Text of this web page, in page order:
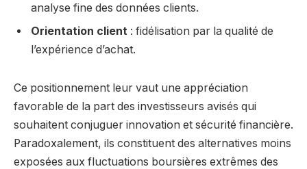
analyse fine des données clients.
Orientation client : fidélisation par la qualité de
l’expérience d’achat.
Ce positionnement leur vaut une appréciation
favorable de la part des investisseurs avisés qui
souhaitent conjuguer innovation et sécurité financière.
Paradoxalement, ils constituent des alternatives moins
exposées aux fluctuations boursières extrêmes des